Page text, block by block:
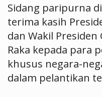
Sidang paripurna
terima kasih
dan Wakil
Raka kepada para
khusus negara-
dalam pelantikan